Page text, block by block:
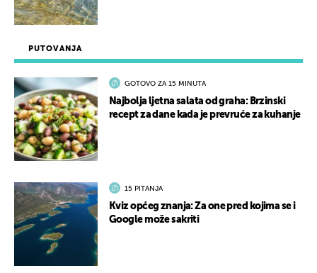
PUTOVANJA
GOTOVO ZA 15 MINUTA
Najbolja ljetna salata od graha: Brzinski
recept za dane kada je prevruće za kuhanje
15 PITANJA
Kviz općeg znanja: Za one pred kojima se i
Google može sakriti